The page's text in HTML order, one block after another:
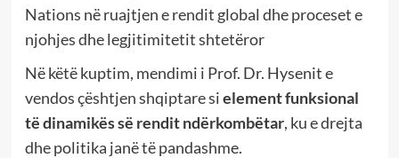
Nations në ruajtjen e rendit global dhe proceset e
njohjes dhe legjitimitetit shtetëror
Në këtë kuptim, mendimi i Prof. Dr. Hysenit e
vendos çështjen shqiptare sielement funksional
të dinamikës së rendit ndërkombëtar, ku e drejta
dhe politika janë të pandashme.